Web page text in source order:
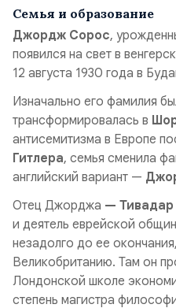
Семья и образование
Джордж Сорос,
появился на свет в
12 августа 1930 года в
Изначально его фамилия
трансформировалась в
антисемитизма в Европе
Гитлера, семья сменила
английский вариант —
Отец Джорджа —
и деятель еврейской
незадолго до ее
Великобританию. Там он
Лондонской школе
степень магистра